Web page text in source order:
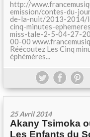
http://
emission/contes-du-
de-la-nuit/2013-2014/
cinq-minutes-
miss-tale-2-5-04-27-
00-00
Réécoutez Les Cinq
éphémères...
25 Avril 2014
Akany Tsimoka
Les Enfants du